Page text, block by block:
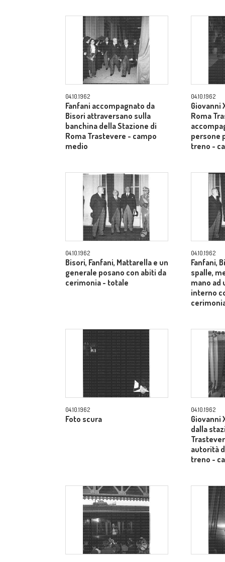
04.10.1962
Fanfani accompagnato da
Bisori attraversano sulla
banchina della Stazione di
Roma Trastevere - campo
medio
04.10.1962
Giovanni
Roma
persone
treno -
04.10.1962
Bisori, Fanfani, Mattarella e un
generale posano con abiti da
cerimonia - totale
04.10.1962
Fanfani,
spalle,
mano ad
interno
04.10.1962
Foto scura
04.10.1962
Giovanni
dalla
autorità
treno -